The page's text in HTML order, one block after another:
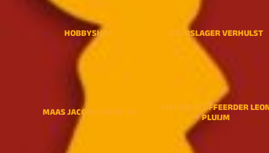
HOBBYSHOP KEURSLAGER VERHULST
MAAS JACOBS GROEP BV MEUBELSTOFFEERDER
PLUIJM